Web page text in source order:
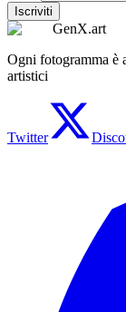
Iscriviti
GenX.art
Ogni fotogramma è
artistici
Twitter